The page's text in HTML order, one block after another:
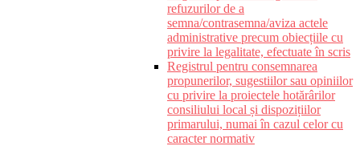
refuzurilor de a
semna/contrasemna/aviza actele
administrative precum obiecțiile cu
privire la legalitate, efectuate în scris
Registrul pentru consemnarea
propunerilor, sugestiilor sau opiniilor
cu privire la proiectele hotărârilor
consiliului local și dispozițiilor
primarului, numai în cazul celor cu
caracter normativ